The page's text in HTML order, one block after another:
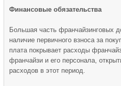
Финансовые обязательства
Большая часть франчайзинговых
наличие первичного взноса за
плата покрывает расходы
франчайзи и его персонала,
расходов в этот период.